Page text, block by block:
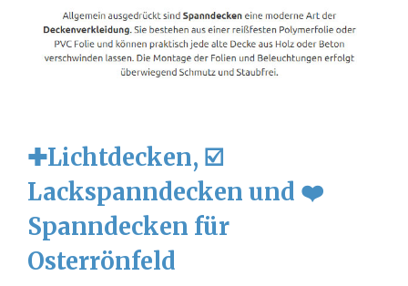
✚Lichtdecken, ☑️
Lackspanndecken und ❤️
Spanndecken für
Osterrönfeld